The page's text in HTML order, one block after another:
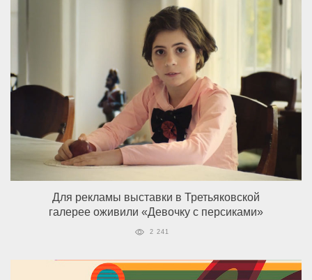
Для рекламы выставки в Третьяковской
галерее оживили «Девочку с персиками»
2 241